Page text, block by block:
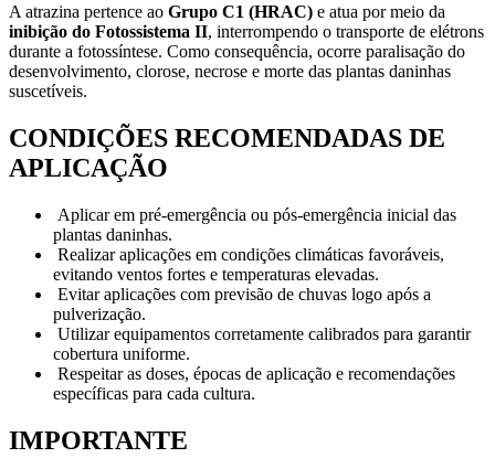
A atrazina pertence ao Grupo C1 (HRAC) e atua por meio da
inibição do Fotossistema II, interrompendo o transporte de elétrons
durante a fotossíntese. Como consequência, ocorre paralisação do
desenvolvimento, clorose, necrose e morte das plantas daninhas
suscetíveis.
CONDIÇÕES RECOMENDADAS DE
APLICAÇÃO
Aplicar em pré-emergência ou pós-emergência inicial das
plantas daninhas.
Realizar aplicações em condições climáticas favoráveis,
evitando ventos fortes e temperaturas elevadas.
Evitar aplicações com previsão de chuvas logo após a
pulverização.
Utilizar equipamentos corretamente calibrados para garantir
cobertura uniforme.
Respeitar as doses, épocas de aplicação e recomendações
específicas para cada cultura.
IMPORTANTE